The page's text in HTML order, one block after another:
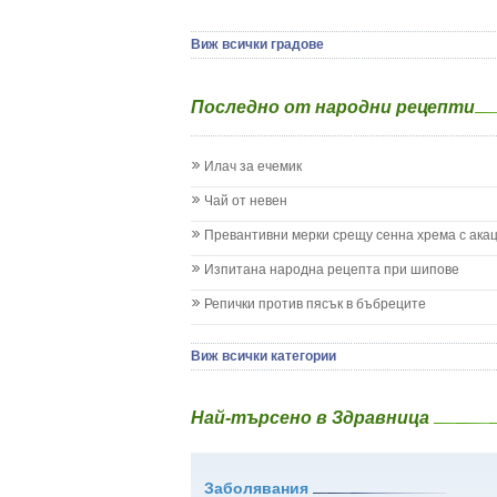
Детски диабет
Жълтеница
Запек на бебето и детето
Кашлица при бебето и детето
Колики
Менингит
Млечница
Нощно напикаване - енуреза
Плач
Проблеми с очите на бебето и детето
Виж всички градове
Последно от народни рецепти
Илач за ечемик
Чай от невен
Превантивни мерки срещу сенна хрема с
Изпитана народна рецепта при шипове
Репички против пясък в бъбреците
Виж всички категории
Най-търсено в Здравница
Заболявания